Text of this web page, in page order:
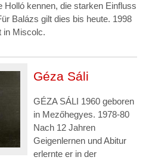
Holló kennen, die starken Einfluss
Balázs gilt dies bis heute. 1998
in Miscolc.
Géza Sáli
GÉZA SÁLI 1960 geboren
in Mezőhegyes. 1978-80
Nach 12 Jahren
Geigenlernen und Abitur
erlernte er in der